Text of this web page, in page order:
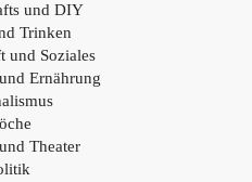
und DIY
Trinken
und Soziales
Ernährung
Theater